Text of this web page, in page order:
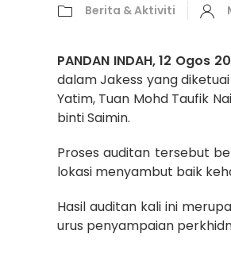
Berita & Aktiviti
PANDAN INDAH, 12 Ogos
dalam Jakess yang
Yatim, Tuan Mohd Taufik
binti Saimin.
Proses auditan tersebut
lokasi menyambut baik
Hasil auditan kali ini
urus penyampaian